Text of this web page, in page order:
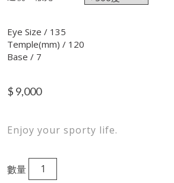
Eye Size / 135
Temple(mm) / 120
Base / 7
$ 9,000
Enjoy your sporty life.
數量